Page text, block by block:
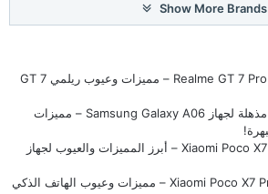
Show More Brands
استكشف سعر ومواصفات Realme GT 7 Pro – مميزات وعيوب ريلمي GT 7
استكشف سعر ومواصفات مذهلة لجهاز Samsung Galaxy A06 – مميزات
استكشف سعر ومواصفات Xiaomi Poco X7 – أبرز المميزات والعيوب لجهاز
اكتشف سعر ومواصفات Xiaomi Poco X7 Pro – مميزات وعيوب الهاتف الذكي